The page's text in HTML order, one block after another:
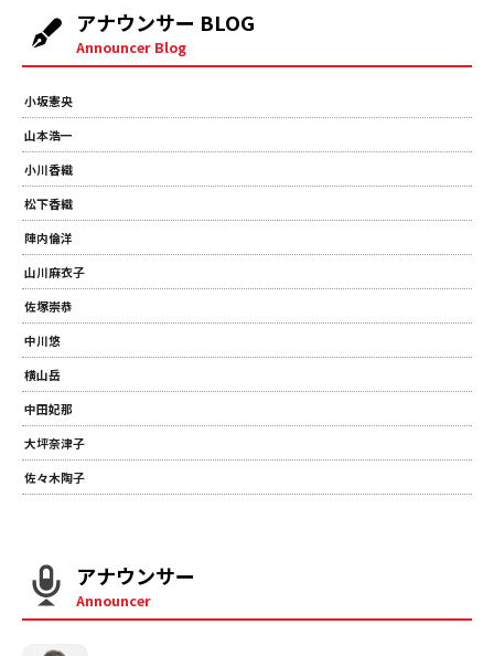
アナウンサー BLOG
Announcer Blog
小坂憲央
山本浩一
小川香織
松下香織
陣内倫洋
山川麻衣子
佐塚崇恭
中川悠
横山岳
中田妃那
大坪奈津子
佐々木陶子
アナウンサー
Announcer